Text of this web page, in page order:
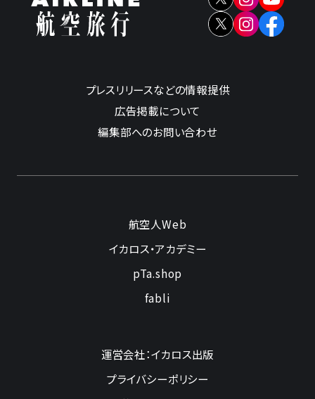
プレスリリースなどの情報提供
広告掲載について
編集部へのお問い合わせ
航空人Web
イカロス・アカデミー
pTa.shop
fabli
運営会社：イカロス出版
プライバシーポリシー